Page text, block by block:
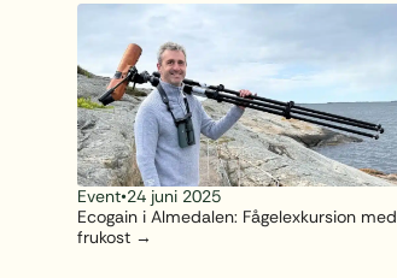
Event•24 juni 2025
Ecogain i Almedalen: Fågelexkursion med
frukost